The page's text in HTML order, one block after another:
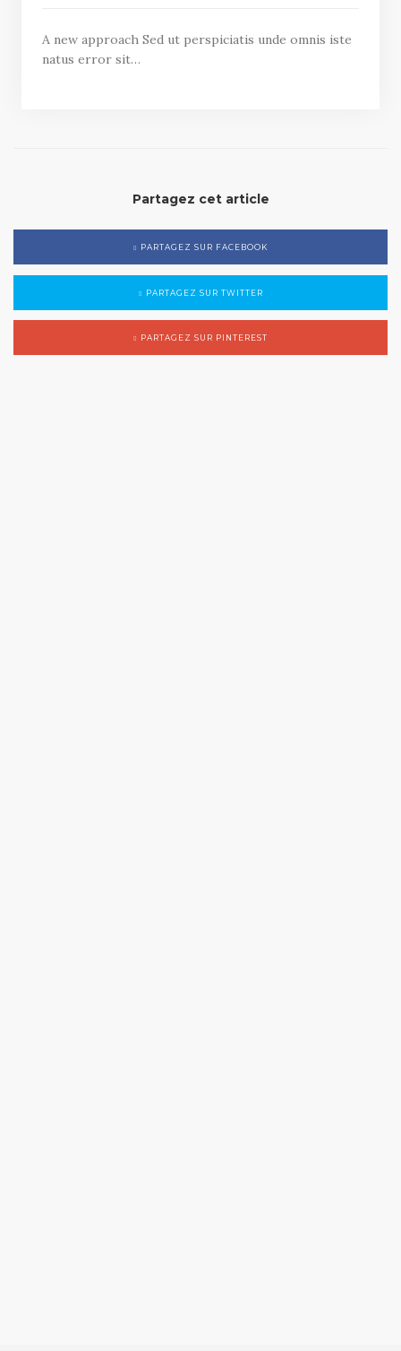
A new approach Sed ut perspiciatis unde omnis iste
natus error sit…
Partagez cet article
PARTAGEZ SUR FACEBOOK
PARTAGEZ SUR TWITTER
PARTAGEZ SUR PINTEREST